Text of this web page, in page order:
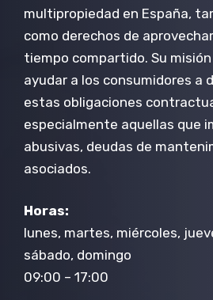
multipropiedad en España,
como derechos de
tiempo compartido. Su
ayudar a los consumidores a
estas obligaciones
especialmente aquellas que
abusivas, deudas de
asociados.
Horas:
lunes, martes, miércoles,
sábado, domingo
09:00 – 17:00